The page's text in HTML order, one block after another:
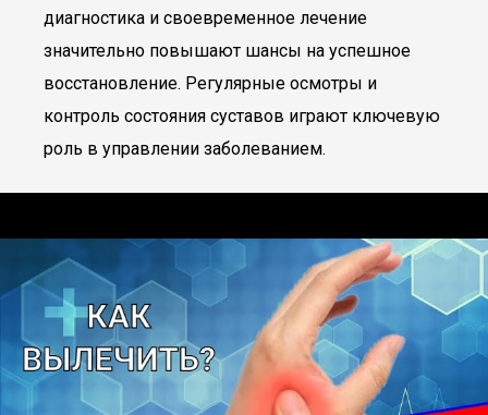
диагностика и своевременное лечение
значительно повышают шансы на успешное
восстановление. Регулярные осмотры и
контроль состояния суставов играют ключевую
роль в управлении заболеванием.